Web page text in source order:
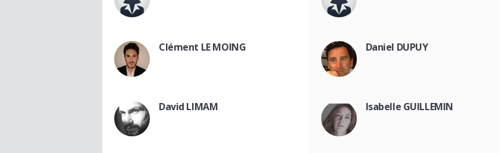
Clément LE MOING Daniel DUPUY
David LIMAM Isabelle GUILLEMIN